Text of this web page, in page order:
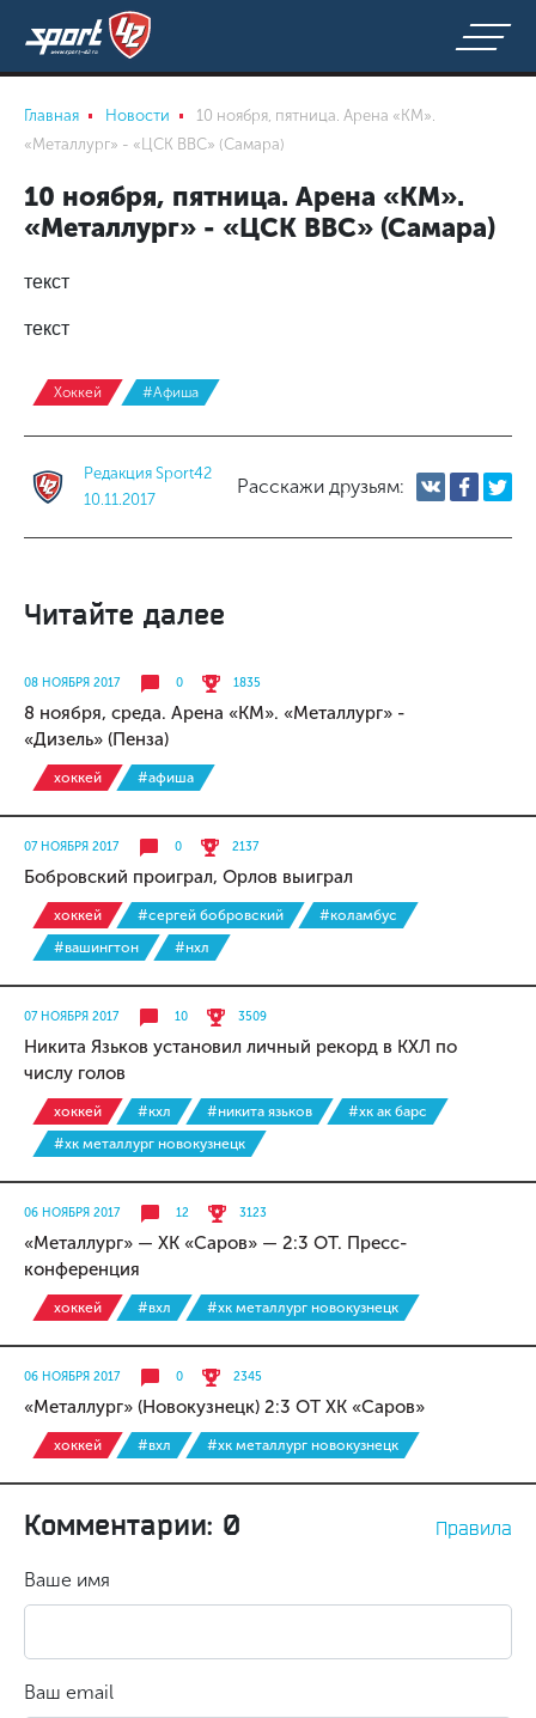
Главная Новости
10 ноября, пятница. Арена «КМ».
«Металлург» - «ЦСК ВВС» (Самара)
10 ноября, пятница. Арена «КМ».
«Металлург» - «ЦСК ВВС» (Самара)
текст
текст
Хоккей #Афиша
Редакция Sport42
10.11.2017
Расскажи друзьям:
Читайте далее
08 НОЯБРЯ 2017 0 1835
8 ноября, среда. Арена «КМ». «Металлург» -
«Дизель» (Пенза)
хоккей #афиша
07 НОЯБРЯ 2017 0 2137
Бобровский проиграл, Орлов выиграл
хоккей #сергей бобровский
#коламбус
#вашингтон
#нхл
07 НОЯБРЯ 2017 10 3509
Никита Язьков установил личный рекорд в КХЛ по
числу голов
хоккей #кхл #никита язьков
#хк ак барс
#хк металлург новокузнецк
06 НОЯБРЯ 2017 12 3123
«Металлург» — ХК «Саров» — 2:3 ОТ. Пресс-
конференция
хоккей #вхл #хк металлург новокузнецк
06 НОЯБРЯ 2017 0 2345
«Металлург» (Новокузнецк) 2:3 ОТ ХК «Саров»
хоккей #вхл #хк металлург новокузнецк
Комментарии: 0 Правила
Ваше имя
Ваш email